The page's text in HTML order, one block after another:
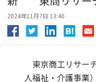
2024年11月7日 13:40
東京商工リサー
人福祉・介護事業